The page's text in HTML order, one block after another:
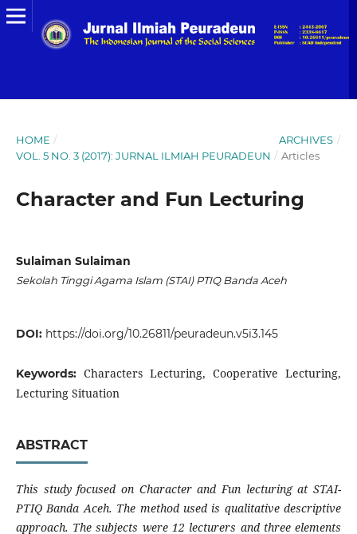
HOME / ARCHIVES /
VOL. 5 NO. 3 (2017): JURNAL ILMIAH PEURADEUN / Articles
Character and Fun Lecturing
Sulaiman Sulaiman
Sekolah Tinggi Agama Islam (STAI) PTIQ Banda Aceh
DOI: https://doi.org/10.26811/peuradeun.v5i3.145
Keywords: Characters Lecturing, Cooperative Lecturing,
Lecturing Situation
ABSTRACT
This study focused on Character and Fun lecturing at STAI-
PTIQ Banda Aceh. The method used is qualitative descriptive
approach. The subjects were 12 lecturers and three elements